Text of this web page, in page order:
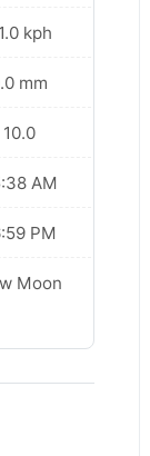
kph
mm
10.0
AM
PM
Moon